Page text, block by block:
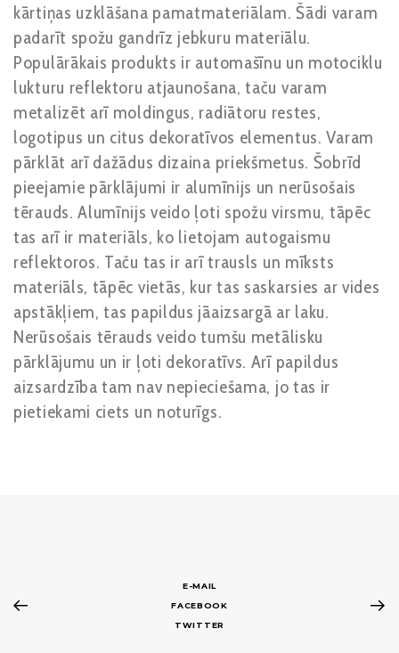
kārtiņas uzklāšana pamatmateriālam. Šādi varam
padarīt spožu gandrīz jebkuru materiālu.
Populārākais produkts ir automašīnu un motociklu
lukturu reflektoru atjaunošana, taču varam
metalizēt arī moldingus, radiātoru restes,
logotipus un citus dekoratīvos elementus. Varam
pārklāt arī dažādus dizaina priekšmetus. Šobrīd
pieejamie pārklājumi ir alumīnijs un nerūsošais
tērauds. Alumīnijs veido ļoti spožu virsmu, tāpēc
tas arī ir materiāls, ko lietojam autogaismu
reflektoros. Taču tas ir arī trausls un mīksts
materiāls, tāpēc vietās, kur tas saskarsies ar vides
apstākļiem, tas papildus jāaizsargā ar laku.
Nerūsošais tērauds veido tumšu metālisku
pārklājumu un ir ļoti dekoratīvs. Arī papildus
aizsardzība tam nav nepieciešama, jo tas ir
pietiekami ciets un noturīgs.
E-MAIL
FACEBOOK
TWITTER